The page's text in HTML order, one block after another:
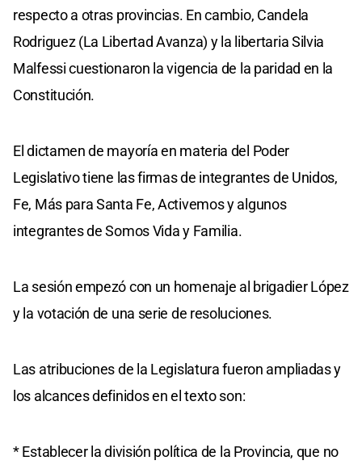
respecto a otras provincias. En cambio, Candela
Rodriguez (La Libertad Avanza) y la libertaria Silvia
Malfessi cuestionaron la vigencia de la paridad en la
Constitución.
El dictamen de mayoría en materia del Poder
Legislativo tiene las firmas de integrantes de Unidos,
Fe, Más para Santa Fe, Activemos y algunos
integrantes de Somos Vida y Familia.
La sesión empezó con un homenaje al brigadier López
y la votación de una serie de resoluciones.
Las atribuciones de la Legislatura fueron ampliadas y
los alcances definidos en el texto son:
* Establecer la división política de la Provincia, que no